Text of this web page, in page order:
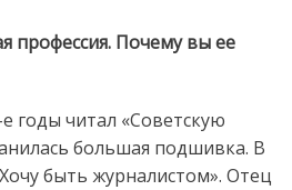
профессия. Почему вы ее
годы читал «Советскую
большая подшивка. В
быть журналистом». Отец